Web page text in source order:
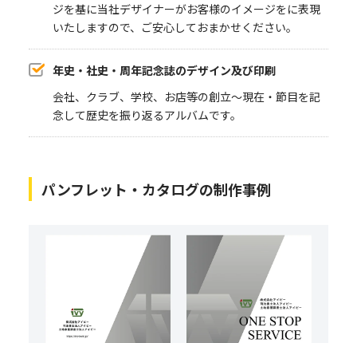
ジを基に当社デザイナーがお客様のイメージをに表現
いたしますので、ご安心しておまかせください。
年史・社史・周年記念誌のデザイン及び印刷
会社、クラブ、学校、お店等の創立〜現在・節目を記
念して歴史を振り返るアルバムです。
パンフレット・カタログの制作事例